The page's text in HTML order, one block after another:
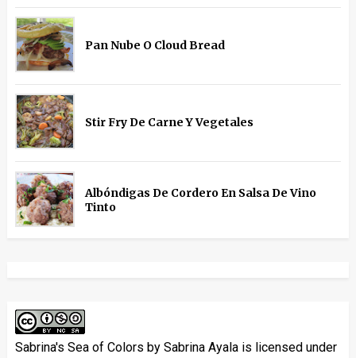
Pan Nube O Cloud Bread
Stir Fry De Carne Y Vegetales
Albóndigas De Cordero En Salsa De Vino
Tinto
Sabrina's Sea of Colors by Sabrina Ayalais licensed under